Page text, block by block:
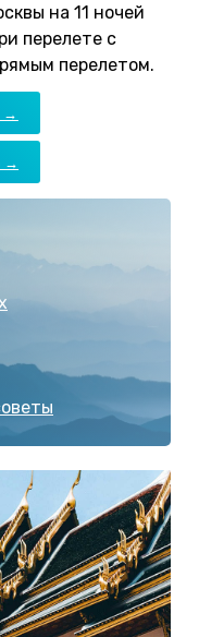
на 11 ночей
перелете с
перелетом.
→
→